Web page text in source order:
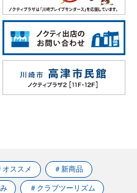
オススメ ＃新商品
＃クラブツーリズム